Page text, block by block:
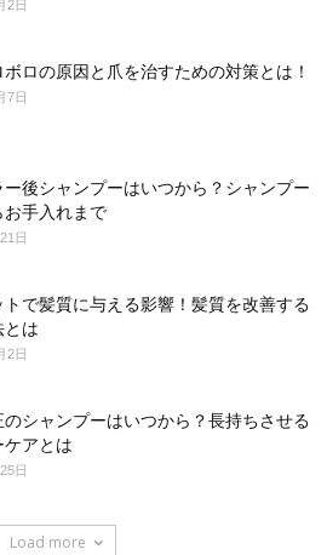
2日
ボロの原因と爪を治すための対策とは！
7日
ー後シャンプーはいつから？シャンプー
お手入れまで
日
トで髪質に与える影響！髪質を改善する
とは
2日
のシャンプーはいつから？長持ちさせる
ケアとは
日
Load more